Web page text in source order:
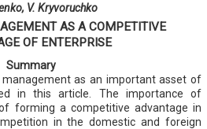
V. Kryvoruchko
AS A COMPETITIVE
OF ENTERPRISE
Summary
as an important asset of
in this article. The importance of
forming a competitive advantage in
in the domestic and foreign